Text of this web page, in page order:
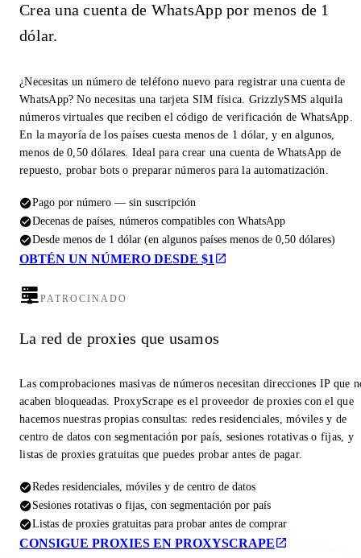
Crea una cuenta de WhatsApp por menos de 1
dólar.
¿Necesitas un número de teléfono nuevo para registrar una cuenta de
WhatsApp? No necesitas una tarjeta SIM física. GrizzlySMS alquila
números virtuales que reciben el código de verificación de WhatsApp.
En la mayoría de los países cuesta menos de 1 dólar, y en algunos,
menos de 0,50 dólares. Ideal para crear una cuenta de WhatsApp de
repuesto, probar bots o preparar números para la automatización.
Pago por número — sin suscripción
Decenas de países, números compatibles con WhatsApp
Desde menos de 1 dólar (en algunos países menos de 0,50 dólares)
OBTÉN UN NÚMERO DESDE $1
PATROCINADO
La red de proxies que usamos
Las comprobaciones masivas de números necesitan direcciones IP que
acaben bloqueadas. ProxyScrape es el proveedor de proxies con el que
hacemos nuestras propias consultas: redes residenciales, móviles y de
centro de datos con segmentación por país, sesiones rotativas o fijas, y
listas de proxies gratuitas que puedes probar antes de pagar.
Redes residenciales, móviles y de centro de datos
Sesiones rotativas o fijas, con segmentación por país
Listas de proxies gratuitas para probar antes de comprar
CONSIGUE PROXIES EN PROXYSCRAPE